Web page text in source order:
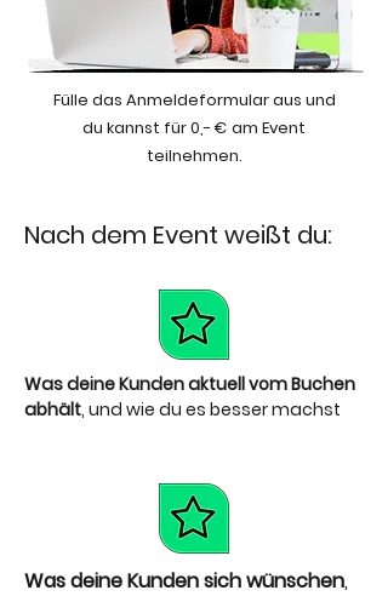
Fülle das Anmeldeformular aus und
du kannst für 0,- € am Event
teilnehmen.
Nach dem Event weißt du:
Was deine Kunden aktuell vom Buchen
abhält, und wie du es besser machst
Was deine Kunden sich wünschen,